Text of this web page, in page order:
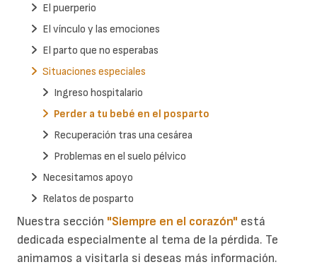
Nuestra sección "Siempre en el corazón" está
dedicada especialmente al tema de la pérdida. Te
animamos a visitarla si deseas más información.
El puerperio
El vínculo y las emociones
El parto que no esperabas
Situaciones especiales
Ingreso hospitalario
Perder a tu bebé en el posparto
Recuperación tras una cesárea
Problemas en el suelo pélvico
Necesitamos apoyo
Relatos de posparto